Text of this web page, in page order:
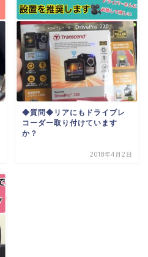
◆質問◆リアにもドライブレ
コーダー取り付けています
か？
2018年4月2日